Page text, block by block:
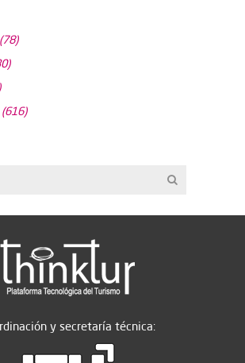
(78)
(616)
y secretaría técnica: